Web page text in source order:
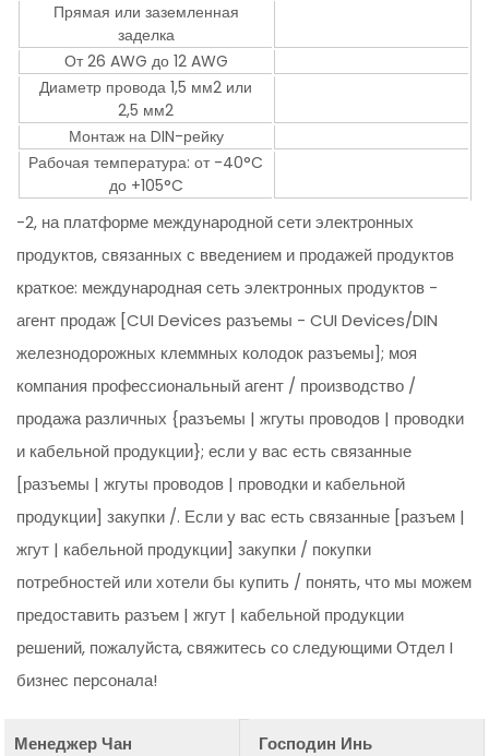
Прямая или заземленная
заделка
От 26 AWG до 12 AWG
Диаметр провода 1,5 мм2 или
2,5 мм2
Монтаж на DIN-рейку
Рабочая температура: от -40°C
до +105°C
-2, на платформе международной сети электронных
продуктов, связанных с введением и продажей продуктов
краткое: международная сеть электронных продуктов -
агент продаж [CUI Devices разъемы - CUI Devices/DIN
железнодорожных клеммных колодок разъемы]; моя
компания профессиональный агент / производство /
продажа различных {разъемы | жгуты проводов | проводки
и кабельной продукции}; если у вас есть связанные
[разъемы | жгуты проводов | проводки и кабельной
продукции] закупки /. Если у вас есть связанные [разъем |
жгут | кабельной продукции] закупки / покупки
потребностей или хотели бы купить / понять, что мы можем
предоставить разъем | жгут | кабельной продукции
решений, пожалуйста, свяжитесь со следующими Отдел I
бизнес персонала!
Менеджер Чан
Господин Инь